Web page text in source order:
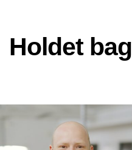
Holdet bag